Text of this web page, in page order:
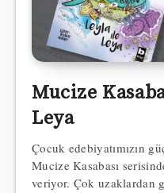
Mucize
Leya
Çocuk edebiyatımızın
Mucize Kasabası
veriyor. Çok uzaklardan